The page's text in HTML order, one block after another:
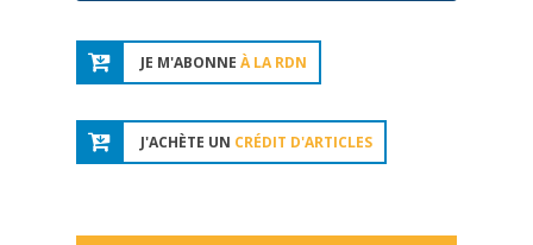
JE M'ABONNE À LA RDN
J'ACHÈTE UN CRÉDIT D'ARTICLES